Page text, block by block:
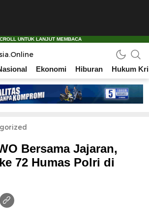
Indonesia Secara Utuh
Ekonomi Hiburan Hukum
Bersama Jajaran,
72 Humas Polri di